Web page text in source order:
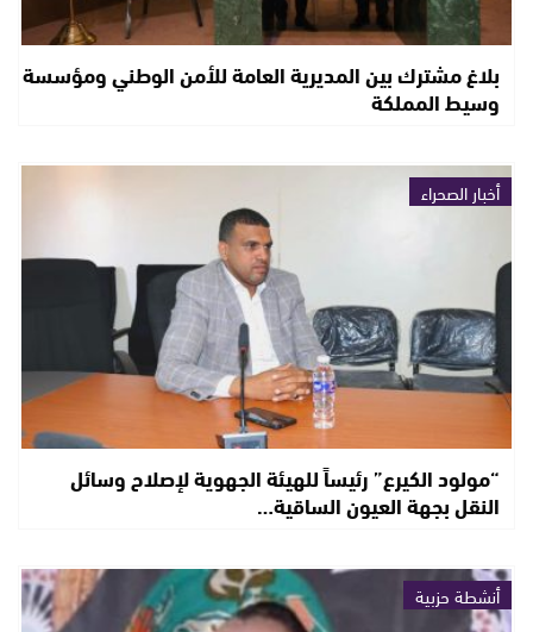
بلاغ مشترك بين المديرية العامة للأمن الوطني ومؤسسة
وسيط المملكة
أخبار الصحراء
“مولود الكيرع” رئيساً للهيئة الجهوية لإصلاح وسائل
النقل بجهة العيون الساقية…
أنشطة حزبية